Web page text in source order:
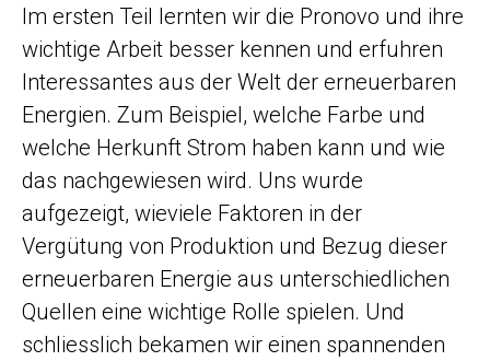
Im ersten Teil lernten wir die Pronovo und ihre
wichtige Arbeit besser kennen und erfuhren
Interessantes aus der Welt der erneuerbaren
Energien. Zum Beispiel, welche Farbe und
welche Herkunft Strom haben kann und wie
das nachgewiesen wird. Uns wurde
aufgezeigt, wieviele Faktoren in der
Vergütung von Produktion und Bezug dieser
erneuerbaren Energie aus unterschiedlichen
Quellen eine wichtige Rolle spielen. Und
schliesslich bekamen wir einen spannenden